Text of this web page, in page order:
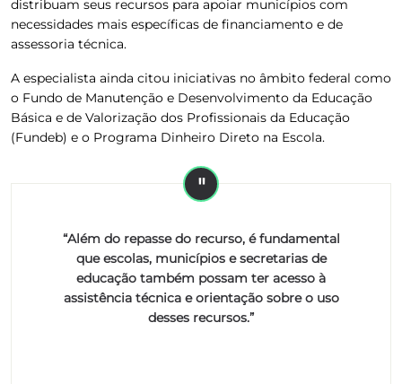
distribuam seus recursos para apoiar municípios com
necessidades mais específicas de financiamento e de
assessoria técnica.
A especialista ainda citou iniciativas no âmbito federal como
o Fundo de Manutenção e Desenvolvimento da Educação
Básica e de Valorização dos Profissionais da Educação
(Fundeb) e o Programa Dinheiro Direto na Escola.
“Além do repasse do recurso, é fundamental
que escolas, municípios e secretarias de
educação também possam ter acesso à
assistência técnica e orientação sobre o uso
desses recursos.”